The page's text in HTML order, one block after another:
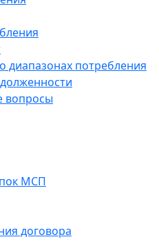
диапазонах потребления
вопросы
МСП
договора